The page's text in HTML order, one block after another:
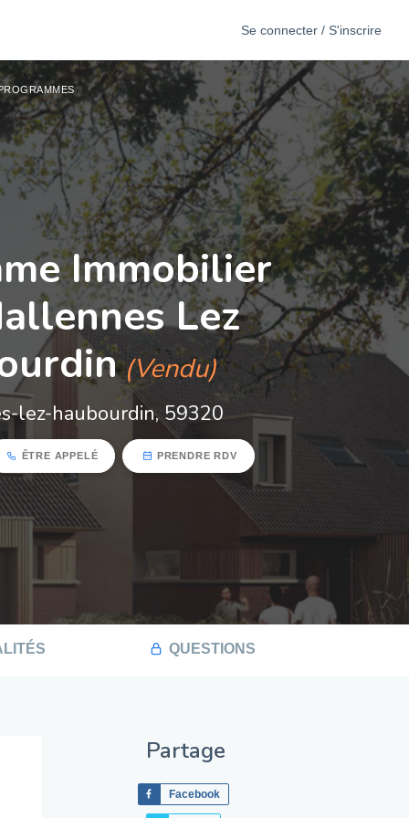
Se connecter / S'inscrire
Immobilier
Lez
(Vendu)
lez-haubourdin, 59320
ÊTRE APPELÉ PRENDRE RDV
QUESTIONS
Partage
Facebook